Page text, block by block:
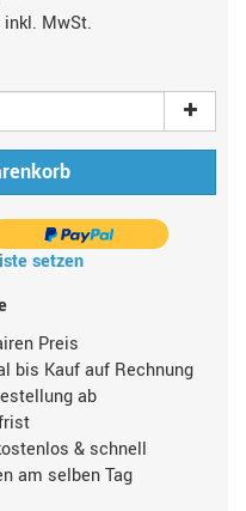
inkl. MwSt.
setzen
Preis
bis Kauf auf Rechnung
ab
& schnell
am selben Tag